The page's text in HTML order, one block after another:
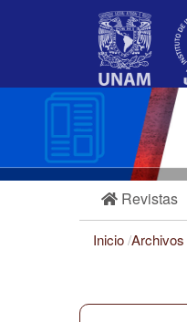
Barra
Revistas
Inicio/Archivos